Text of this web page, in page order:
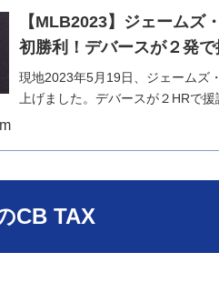
【MLB2023】ジェームズ
初勝利！デバースが２発で
現地2023年5月19日、ジェームズ
上げました。デバースが２HRで援
CB TAX